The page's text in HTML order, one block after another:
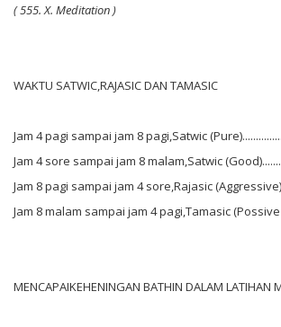
(555. X. Meditation )
WAKTU SATWIC,RAJASIC DAN TAMASIC
Jam 4 pagi sampai jam 8 pagi,Satwic
Jam 4 sore sampai jam 8 malam,Satwic
Jam 8 pagi sampai jam 4 sore,Rajasic
Jam 8 malam sampai jam 4 pagi,Tamasic (Possive
MENCAPAIKEHENINGAN BATHIN DALAM LATIHAN